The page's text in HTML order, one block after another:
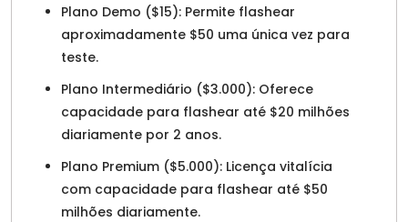
Plano Demo ($15): Permite flashear
aproximadamente $50 uma única vez para
teste.
Plano Intermediário ($3.000): Oferece
capacidade para flashear até $20 milhões
diariamente por 2 anos.
Plano Premium ($5.000): Licença vitalícia
com capacidade para flashear até $50
milhões diariamente.